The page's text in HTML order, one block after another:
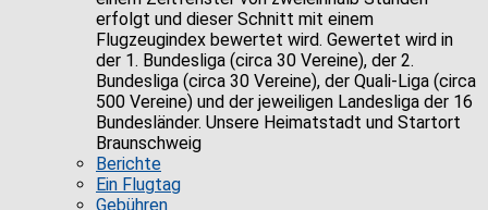
erfolgt und dieser Schnitt mit einem
Flugzeugindex bewertet wird. Gewertet wird in
der 1. Bundesliga (circa 30 Vereine), der 2.
Bundesliga (circa 30 Vereine), der Quali-Liga (circa
500 Vereine) und der jeweiligen Landesliga der 16
Bundesländer. Unsere Heimatstadt und Startort
Braunschweig
Berichte
Ein Flugtag
Gebühren